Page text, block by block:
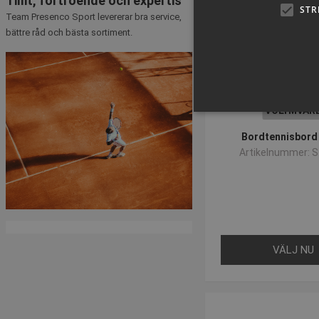
Team Presenco Sport levererar bra service,
bättre råd och bästa sortiment.
Bordtennisbord
Artikelnummer:
VÄLJ NU
Strikt nödvändiga kakor